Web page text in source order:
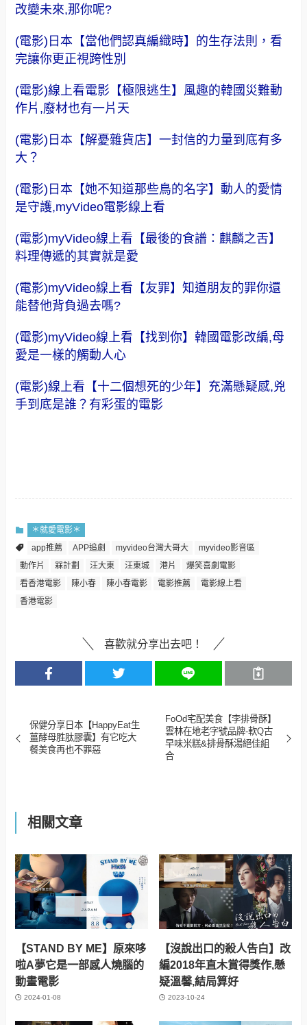
改變未來,那你呢?
(電影)日本【當他們認真編織時】的生存法則，看
完讓你更正視跨性別
(電影)線上看電影【極限逃生】風趣的韓國災難動
作片,廢材也有一片天
(電影)日本【解憂雜貨店】一封信的力量到底有多
大？
(電影)日本【她不知道那些鳥的名字】動人的愛情
是守護,myVideo電影線上看
(電影)myVideo線上看【最後的食譜：麒麟之舌】
料理傳遞的其實就是愛
(電影)myVideo線上看【友罪】知道朋友的罪你還
能替他背負過去嗎?
(電影)myVideo線上看【找到你】韓國電影改編,母
愛是一樣的觸動人心
(電影)線上看【十二個想死的少年】充滿懸疑感,兇
手到底是誰？有彩蛋的電影
＊就愛電影＊
app推薦
APP追劇 myvideo台灣大哥大
myvideo影音區
動作片
槑計劃 汪大東 汪東城 港片
爆笑喜劇電影
看香港電影
陳小春 陳小春電影 電影推薦
電影線上看
香港電影
喜歡就分享出去吧！
保健分享日本【HappyEat生
薑酵母胜肽膠囊】有它吃大
餐美食再也不罪惡
FoOd宅配美食【李排骨酥】
雲林在地老字號品牌-軟Q古
早味米糕&排骨酥湯絕佳組
合
相關文章
【STAND BY ME】原來哆
啦A夢它是一部感人燒腦的
動畫電影
2024-01-08
【沒說出口的殺人告白】改
編2018年直木賞得獎作,懸
疑溫馨,結局算好
2023-10-24